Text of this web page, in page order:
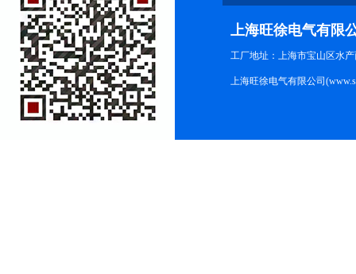
上海旺徐电气有限
工厂地址：上海市宝山区水产
上海旺徐电气有限公司